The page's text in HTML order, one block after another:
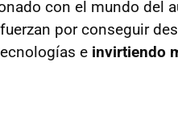
con el mundo del
por conseguir
e invirtiendo